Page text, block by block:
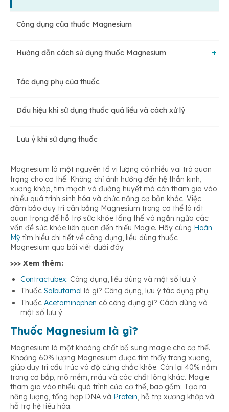
Công dụng của thuốc Magnesium
Hướng dẫn cách sử dụng thuốc Magnesium
Chỉ định
Cách dùng
Tương tác thuốc
Cách bảo quản Magnesium
Tác dụng phụ của thuốc
Dấu hiệu khi sử dụng thuốc quá liều và cách xử lý
Lưu ý khi sử dụng thuốc
Magnesium là một nguyên tố vi lượng có nhiều vai trò quan
trọng cho cơ thể. Không chỉ ảnh hưởng đến hệ thần kinh,
xương khớp, tim mạch và đường huyết mà còn tham gia vào
nhiều quá trình sinh hóa và chức năng cơ bản khác. Việc
đảm bảo duy trì cân bằng Magnesium trong cơ thể là rất
quan trọng để hỗ trợ sức khỏe tổng thể và ngăn ngừa các
vấn đề sức khỏe liên quan đến thiếu Magie. Hãy cùng Hoàn
Mỹ tìm hiểu chi tiết về công dụng, liều dùng thuốc
Magnesium qua bài viết dưới đây.
>>> Xem thêm:
Contractubex: Công dụng, liều dùng và một số lưu ý
Thuốc Salbutamol là gì? Công dụng, lưu ý tác dụng phụ
Thuốc Acetaminophen có công dụng gì? Cách dùng và
một số lưu ý
Thuốc Magnesium là gì?
Magnesium là một khoáng chất bổ sung magie cho cơ thể.
Khoảng 60% lượng Magnesium được tìm thấy trong xương,
giúp duy trì cấu trúc và độ cứng chắc khỏe. Còn lại 40% nằm
trong cơ bắp, mô mềm, máu và các chất lỏng khác. Magie
tham gia vào nhiều quá trình của cơ thể, bao gồm: Tạo ra
năng lượng, tổng hợp DNA và Protein, hỗ trợ xương khớp và
hỗ trợ hệ tiêu hóa.